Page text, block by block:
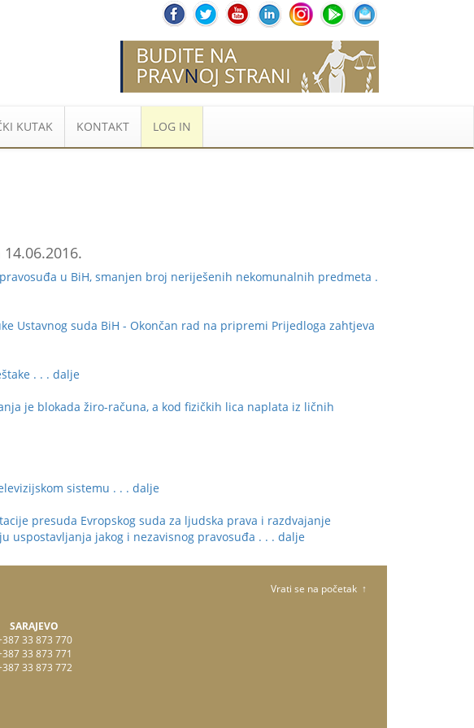
KUTAK KONTAKT LOG IN
pravosuđa u BiH, smanjen broj neriješenih nekomunalnih predmeta .
Ustavnog suda BiH - Okončan rad na pripremi Prijedloga zahtjeva
. . . dalje
je blokada žiro-računa, a kod fizičkih lica naplata iz ličnih
sistemu . . . dalje
presuda Evropskog suda za ljudska prava i razdvajanje
uspostavljanja jakog i nezavisnog pravosuđa . . . dalje
SARAJEVO
33 873 770
33 873 771
33 873 772
Vrati se na početak ↑